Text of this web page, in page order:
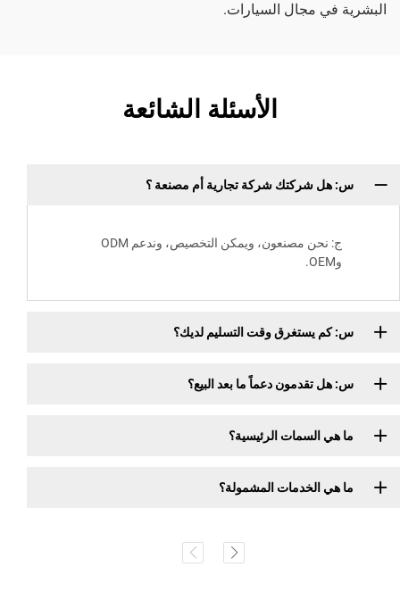
البشرية في مجال السيارات.
الأسئلة الشائعة
س: هل شركتك شركة تجارية أم مصنعة ؟
ج: نحن مصنعون، ويمكن التخصيص، وندعم ODM
وOEM.
س: كم يستغرق وقت التسليم لديك؟
س: هل تقدمون دعماً ما بعد البيع؟
ما هي السمات الرئيسية؟
ما هي الخدمات المشمولة؟